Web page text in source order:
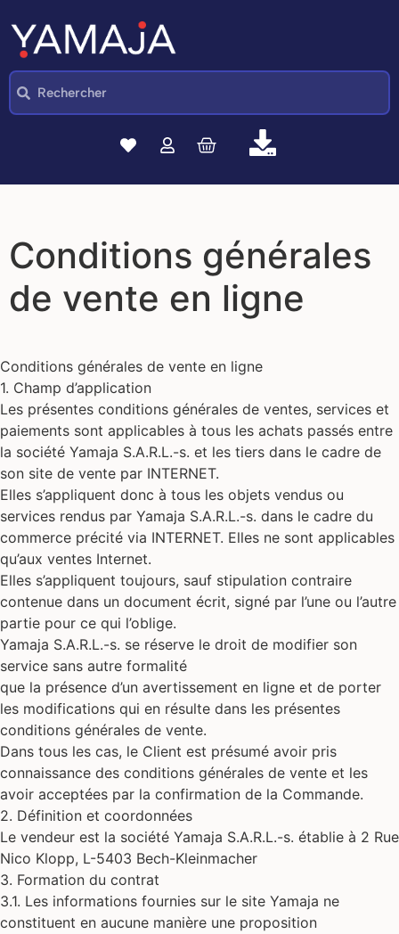
Conditions générales
de vente en ligne
Conditions générales de vente en ligne
1. Champ d’application
Les présentes conditions générales de ventes, services et
paiements sont applicables à tous les achats passés entre
la société Yamaja S.A.R.L.-s. et les tiers dans le cadre de
son site de vente par INTERNET.
Elles s’appliquent donc à tous les objets vendus ou
services rendus par Yamaja S.A.R.L.-s. dans le cadre du
commerce précité via INTERNET. Elles ne sont applicables
qu’aux ventes Internet.
Elles s’appliquent toujours, sauf stipulation contraire
contenue dans un document écrit, signé par l’une ou l’autre
partie pour ce qui l’oblige.
Yamaja S.A.R.L.-s. se réserve le droit de modifier son
service sans autre formalité
que la présence d’un avertissement en ligne et de porter
les modifications qui en résulte dans les présentes
conditions générales de vente.
Dans tous les cas, le Client est présumé avoir pris
connaissance des conditions générales de vente et les
avoir acceptées par la confirmation de la Commande.
2. Définition et coordonnées
Le vendeur est la société Yamaja S.A.R.L.-s. établie à 2 Rue
Nico Klopp, L-5403 Bech-Kleinmacher
3. Formation du contrat
3.1. Les informations fournies sur le site Yamaja ne
constituent en aucune manière une proposition